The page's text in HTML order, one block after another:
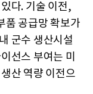
다. 기술 이전,
품 공급망 확보가
군수 생산시설
선스 부여는 미
산 역량 이전으